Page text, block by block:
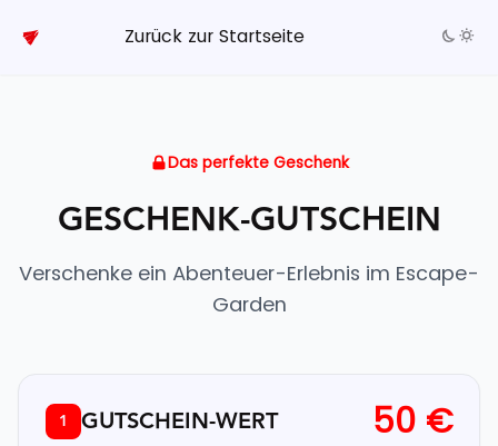
Zurück zur Startseite
Das perfekte Geschenk
GESCHENK-GUTSCHEIN
Verschenke ein Abenteuer-Erlebnis im Escape-
Garden
1 GUTSCHEIN-WERT 50 €